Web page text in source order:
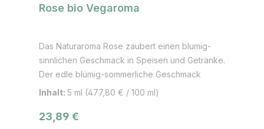
Rose bio Vegaroma
Das Naturaroma Rose zaubert einen blumig-
sinnlichen Geschmack in Speisen und Getränke.
Der edle blumig-sommerliche Geschmack
bringt eine feine Geschmacksnote der Rose in
Anwendungsbereiche: Getränke,
Inhalt: 5 ml (477,80 € / 100 ml)
Regulärer Preis:
23,89 €